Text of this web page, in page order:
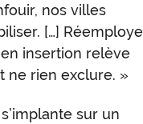
nos villes
[…]
insertion relève
ne rien exclure. »
sur un